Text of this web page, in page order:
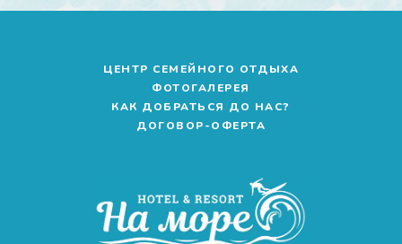
ЦЕНТР СЕМЕЙНОГО ОТДЫХА
ФОТОГАЛЕРЕЯ
КАК ДОБРАТЬСЯ ДО НАС?
ДОГОВОР-ОФЕРТА